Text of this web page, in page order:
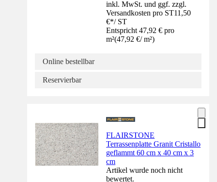
inkl. MwSt. und ggf. zzgl.
Versandkosten pro ST11,50
€*/ ST
Entspricht 47,92 € pro
m²(47,92 €/ m²)
Online bestellbar
Reservierbar
FLAIRSTONE
Terrassenplatte Granit Cristallo
geflammt 60 cm x 40 cm x 3
cm
Artikel wurde noch nicht
bewertet.